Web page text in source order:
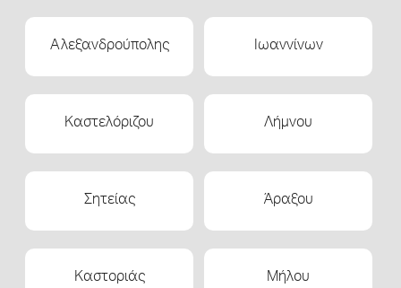
Αλεξανδρούπολης Ιωαννίνων
Καστελόριζου Λήμνου
Σητείας Άραξου
Καστοριάς Μήλου